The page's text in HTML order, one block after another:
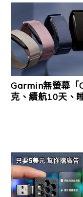
Garmin無螢幕「
克、續航10天、